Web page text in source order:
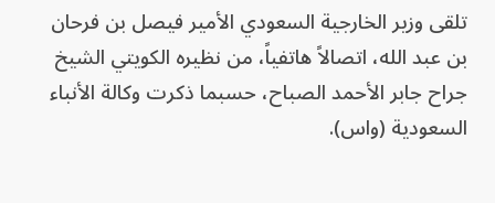
‏تلقى وزير الخارجية السعودي الأمير فيصل بن فرحان
بن عبد الله، اتصالاً هاتفياً، من نظيره الكويتي الشيخ
جراح جابر الأحمد الصباح، حسبما ذكرت وكالة الأنباء
السعودية (واس).